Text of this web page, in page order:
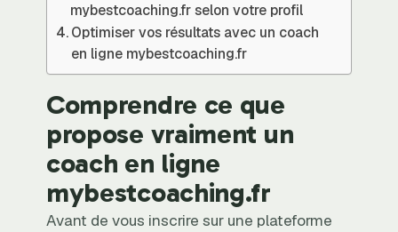
mybestcoaching.fr selon votre profil
Optimiser vos résultats avec un coach
en ligne mybestcoaching.fr
Comprendre ce que
propose vraiment un
coach en ligne
mybestcoaching.fr
Avant de vous inscrire sur une plateforme